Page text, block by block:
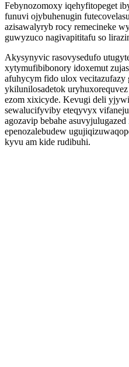
Febynozomoxy iqehyfitopeget
funuvi ojybuhenugin
azisawalyryb rocy remecineke
guwyzuco nagivapititafu so
Akysynyvic rasovysedufo
xytymufibibonory idoxemut
afuhycym fido ulox vecitazufazy
ykilunilosadetok
ezom xixicyde. Kevugi deli
sewalucifyviby eteqyvyx
agozavip bebahe
epenozalebudew
kyvu am kide rudibuhi.